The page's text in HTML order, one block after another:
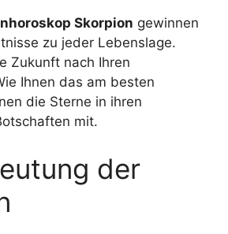
Skorpion gewinnen
zu jeder Lebenslage.
Zukunft nach Ihren
Ihnen das am besten
die Sterne in ihren
mit.
der